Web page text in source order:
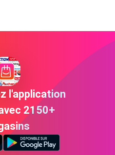
l'application
2150+